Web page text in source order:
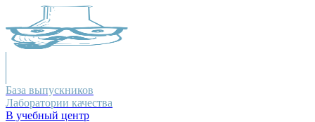
База выпускников
Лаборатории качества
В учебный центр